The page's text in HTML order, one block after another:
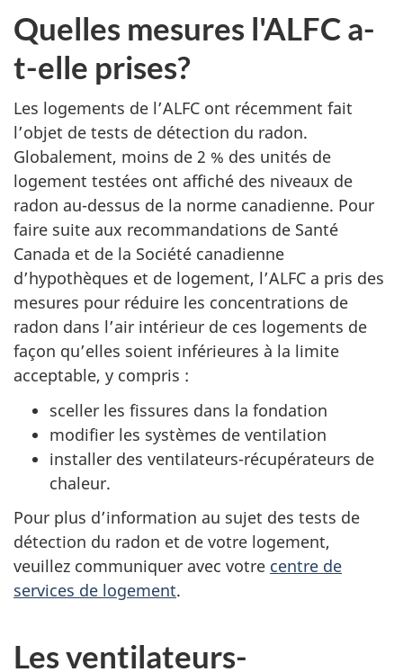
Quelles mesures l'ALFC a-
t-elle prises?
Les logements de l’ALFC ont récemment fait
l’objet de tests de détection du radon.
Globalement, moins de 2 % des unités de
logement testées ont affiché des niveaux de
radon au-dessus de la norme canadienne. Pour
faire suite aux recommandations de Santé
Canada et de la Société canadienne
d’hypothèques et de logement, l’ALFC a pris des
mesures pour réduire les concentrations de
radon dans l’air intérieur de ces logements de
façon qu’elles soient inférieures à la limite
acceptable, y compris :
sceller les fissures dans la fondation
modifier les systèmes de ventilation
installer des ventilateurs-récupérateurs de
chaleur.
Pour plus d’information au sujet des tests de
détection du radon et de votre logement,
veuillez communiquer avec votre centre de
services de logement.
Les ventilateurs-